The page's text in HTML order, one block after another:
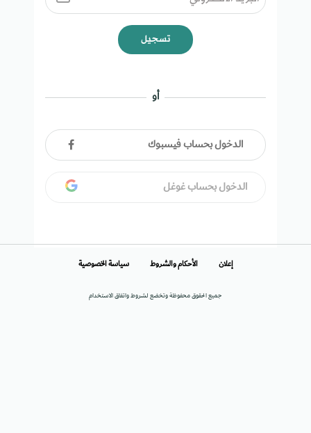
تسجيل
أو
الدخول بحساب فيسبوك
الدخول بحساب غوغل
جميع الحقوق محفوظة وتخضع لشروط واتفاق الاستخدام
إعلان الأحكام والشروط سياسة الخصوصية